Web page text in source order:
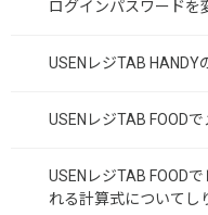
ログインパスワードを
USENレジTAB HANDY
USENレジTAB FOOD
USENレジTAB FOOD
れる計算式についてし